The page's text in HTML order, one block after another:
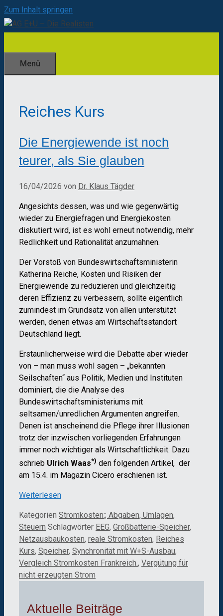
Zum Inhalt springen
Menü
Reiches Kurs
Die Energiewende ist noch
teurer, als Sie glauben
16/04/2026 von Dr. Klaus Tägder
Angesichts dessen, was und wie gegenwärtig
wieder zu Energiefragen und Energiekosten
diskutiert wird, ist es wohl erneut notwendig, mehr
Redlichkeit und Rationalität anzumahnen.
Der Vorstoß von Bundeswirtschaftsministerin
Katherina Reiche, Kosten und Risiken der
Energiewende zu reduzieren und gleichzeitig
deren Effizienz zu verbessern, sollte eigentlich
zumindest im Grundsatz von allen unterstützt
werden, denen etwas am Wirtschaftsstandort
Deutschland liegt.
Erstaunlicherweise wird die Debatte aber wieder
von – man muss wohl sagen – „bekannten
Seilschaften“ aus Politik, Medien und Instituten
dominiert, die die Analyse des
Bundeswirtschaftsministeriums mit
seltsamen/unredlichen Argumenten angreifen.
Denen ist anscheinend die Pflege ihrer Illusionen
trotz der inzwischen vorliegenden Erfahrungen
immer noch wichtiger als Wirtschaftlichkeit. Dazu
schrieb Ulrich Waas*) den folgenden Artikel, der
am 15.4. im Magazin Cicero erschienen ist.
Weiterlesen
Kategorien Stromkosten:; Abgaben, Umlagen,
Steuern Schlagwörter EEG, Großbatterie-Speicher,
Netzausbaukosten, reale Stromkosten, Reiches
Kurs, Speicher, Synchronität mit W+S-Ausbau,
Vergleich Stromkosten Frankreich., Vergütung für
nicht erzeugten Strom
Aktuelle Beiträge